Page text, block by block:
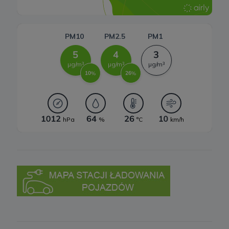
Przestaniemy przetwarzać Twoje dane w tych celach, chyba że
będziemy w stanie wykazać, że w stosunku do Twoich danych
dane będą nam niezbędne do ewentualnego ustalenia,
dochodzenia lub obrony roszczeń.
W każdej chwili przysługuje Ci prawo do wniesienia sprzeciwu
wobec przetwarzania Twoich danych w celu prowadzenia
marketingu bezpośredniego. Jeżeli skorzystasz z tego prawa –
zaprzestaniemy przetwarzania danych w tym celu.
7. Okres przechowywania danych
Twoje dane osobowe:
roszczeń,
b) niezbędne do dostosowania treści serwisu do zainteresowań,
prowadzenia marketingu usług własnych, pomiarów